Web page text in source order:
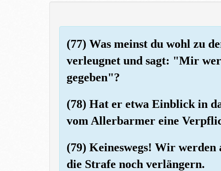
(77) Was meinst du wohl zu
verleugnet und sagt: "Mir
gegeben"?
(78) Hat er etwa Einblick in
vom Allerbarmer eine
(79) Keineswegs! Wir werden
die Strafe noch verlängern.